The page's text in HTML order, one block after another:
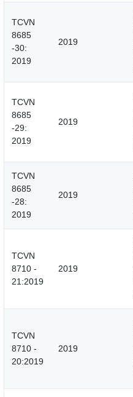
TCVN
8685
-30:
2019
2019
TCVN
8685
-29:
2019
2019
TCVN
8685
-28:
2019
2019
TCVN
8710 -
21:2019
2019
TCVN
8710 -
20:2019
2019